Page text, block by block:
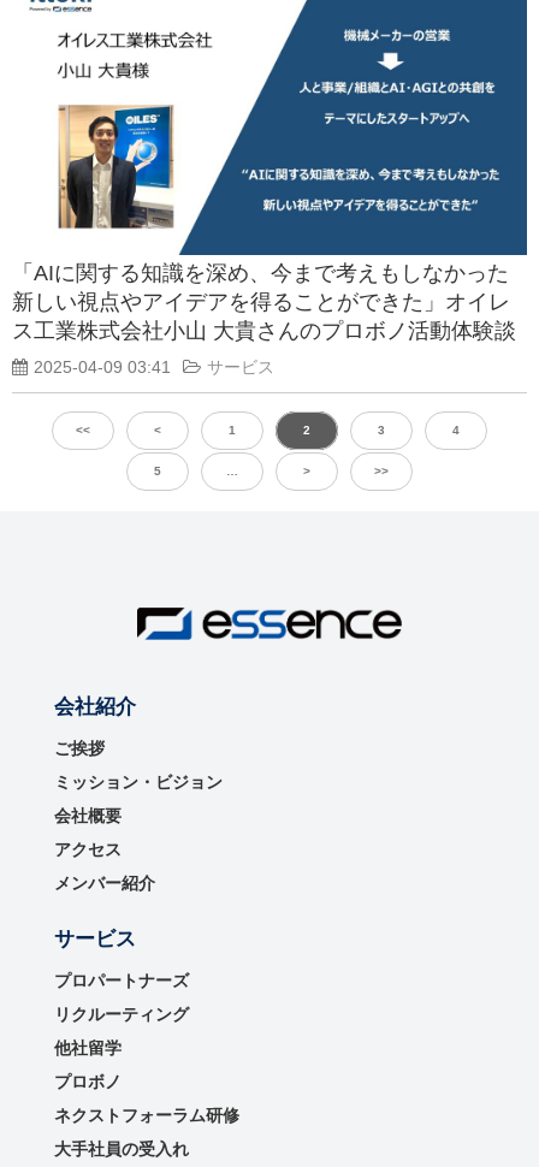
「AIに関する知識を深め、今まで考えもしなかった
新しい視点やアイデアを得ることができた」オイレ
ス工業株式会社小山 大貴さんのプロボノ活動体験談
2025-04-09 03:41 サービス
<< < 1 2 3 4
5 > >>
会社紹介
ご挨拶
ミッション・ビジョン
会社概要
アクセス
メンバー紹介
サービス
プロパートナーズ
リクルーティング
他社留学
プロボノ
ネクストフォーラム研修
大手社員の受入れ